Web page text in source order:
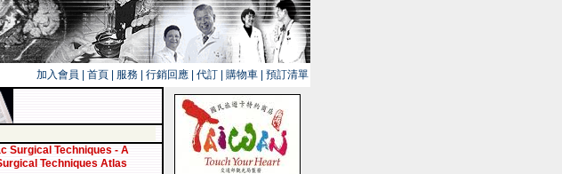
加入會員 首頁 服務 行銷回應 代訂 購物車 預訂清單
Surgical Techniques - A
Techniques Atlas